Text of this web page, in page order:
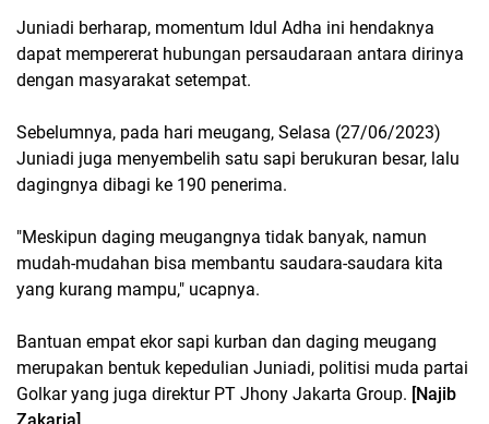
Juniadi berharap, momentum Idul Adha ini hendaknya
dapat mempererat hubungan persaudaraan antara dirinya
dengan masyarakat setempat.
Sebelumnya, pada hari meugang, Selasa (27/06/2023)
Juniadi juga menyembelih satu sapi berukuran besar, lalu
dagingnya dibagi ke 190 penerima.
"Meskipun daging meugangnya tidak banyak, namun
mudah-mudahan bisa membantu saudara-saudara kita
yang kurang mampu," ucapnya.
Bantuan empat ekor sapi kurban dan daging meugang
merupakan bentuk kepedulian Juniadi, politisi muda partai
Golkar yang juga direktur PT Jhony Jakarta Group. [Najib